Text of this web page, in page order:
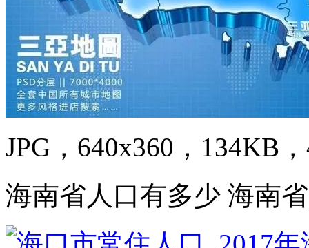
JPG，640x360，134KB
海南省人口有多少 海南